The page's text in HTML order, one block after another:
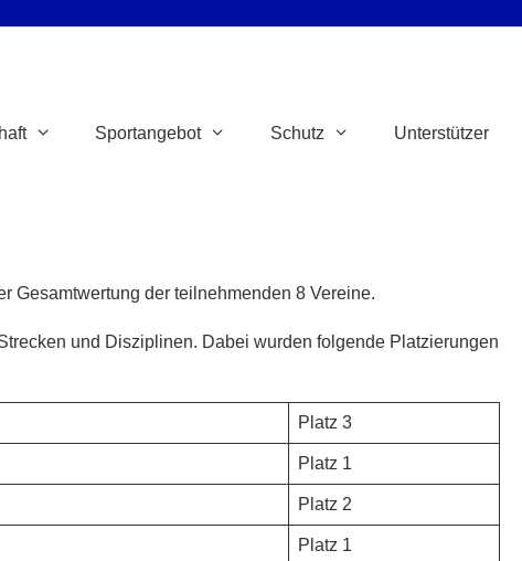
Sportangebot Schutz Unterstützer
Gesamtwertung der teilnehmenden 8 Vereine.
und Disziplinen. Dabei wurden folgende Platzierungen
Platz 3
Platz 1
Platz 2
Platz 1